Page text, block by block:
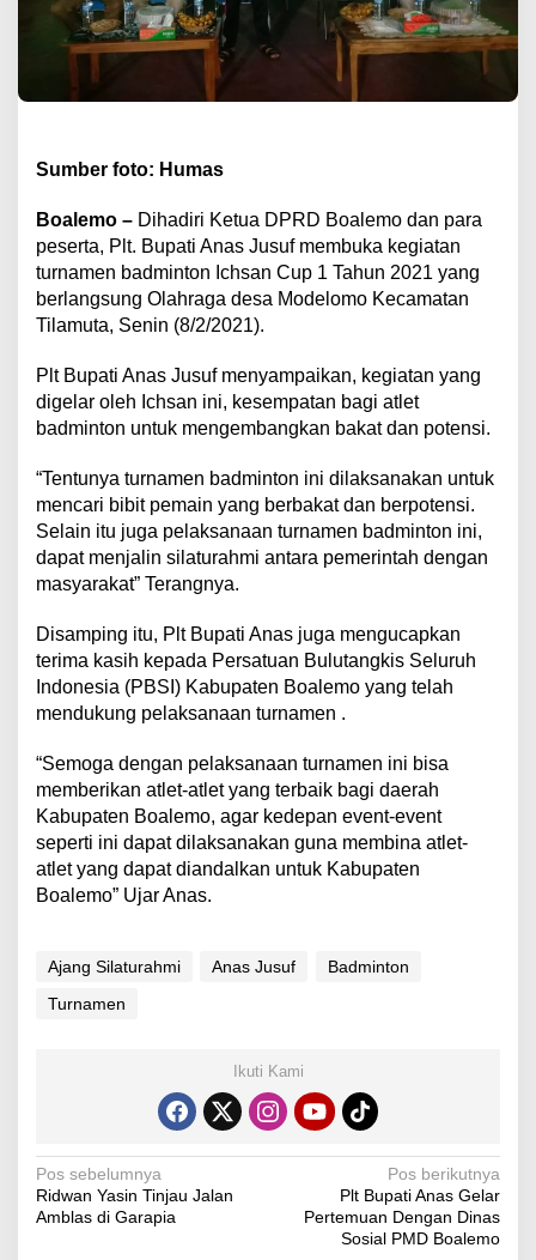
Sumber foto: Humas
Boalemo – Dihadiri Ketua DPRD Boalemo dan para
peserta, Plt. Bupati Anas Jusuf membuka kegiatan
turnamen badminton Ichsan Cup 1 Tahun 2021 yang
berlangsung Olahraga desa Modelomo Kecamatan
Tilamuta, Senin (8/2/2021).
Plt Bupati Anas Jusuf menyampaikan, kegiatan yang
digelar oleh Ichsan ini, kesempatan bagi atlet
badminton untuk mengembangkan bakat dan potensi.
“Tentunya turnamen badminton ini dilaksanakan untuk
mencari bibit pemain yang berbakat dan berpotensi.
Selain itu juga pelaksanaan turnamen badminton ini,
dapat menjalin silaturahmi antara pemerintah dengan
masyarakat” Terangnya.
Disamping itu, Plt Bupati Anas juga mengucapkan
terima kasih kepada Persatuan Bulutangkis Seluruh
Indonesia (PBSI) Kabupaten Boalemo yang telah
mendukung pelaksanaan turnamen .
“Semoga dengan pelaksanaan turnamen ini bisa
memberikan atlet-atlet yang terbaik bagi daerah
Kabupaten Boalemo, agar kedepan event-event
seperti ini dapat dilaksanakan guna membina atlet-
atlet yang dapat diandalkan untuk Kabupaten
Boalemo” Ujar Anas.
Ajang Silaturahmi Anas Jusuf
Badminton
Turnamen
Ikuti Kami
N
a
Pos sebelumnya
Ridwan Yasin Tinjau Jalan
Amblas di Garapia
Pos berikutnya
Plt Bupati Anas Gelar
Pertemuan Dengan Dinas
Sosial PMD Boalemo